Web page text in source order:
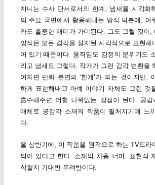
지니는 수사 단서로서의 한계, 냄새를 시각화
의 주요 국면에서 활용해내는 방식 덕분에, 아
라도 출중한 재미가 가미된다. 그도 그럴 것이,
양식은 모든 감각을 정지된 시각적으로 표현해
어 있기 때문이다. 움직임도 감정의 분위기도
리고 냄새도 그렇다. 작가가 그런 감각 변환을
어지면 만화 본연의 ‘한계’가 되는 것이지만,
하게 표현해내고 아예 이야기 자체도 그런 것
흡수해주면 더할 나위없는 장점이 된다. 공감
매체로 공감각 소재의 작품이 펼처지기에 느
다.
올 상반기에, 이 작품을 원작으로 하는 TV드라
되어 있다고 한다. 소재의 차용 너머, 표현적
식할지 기대반 우려반이다.